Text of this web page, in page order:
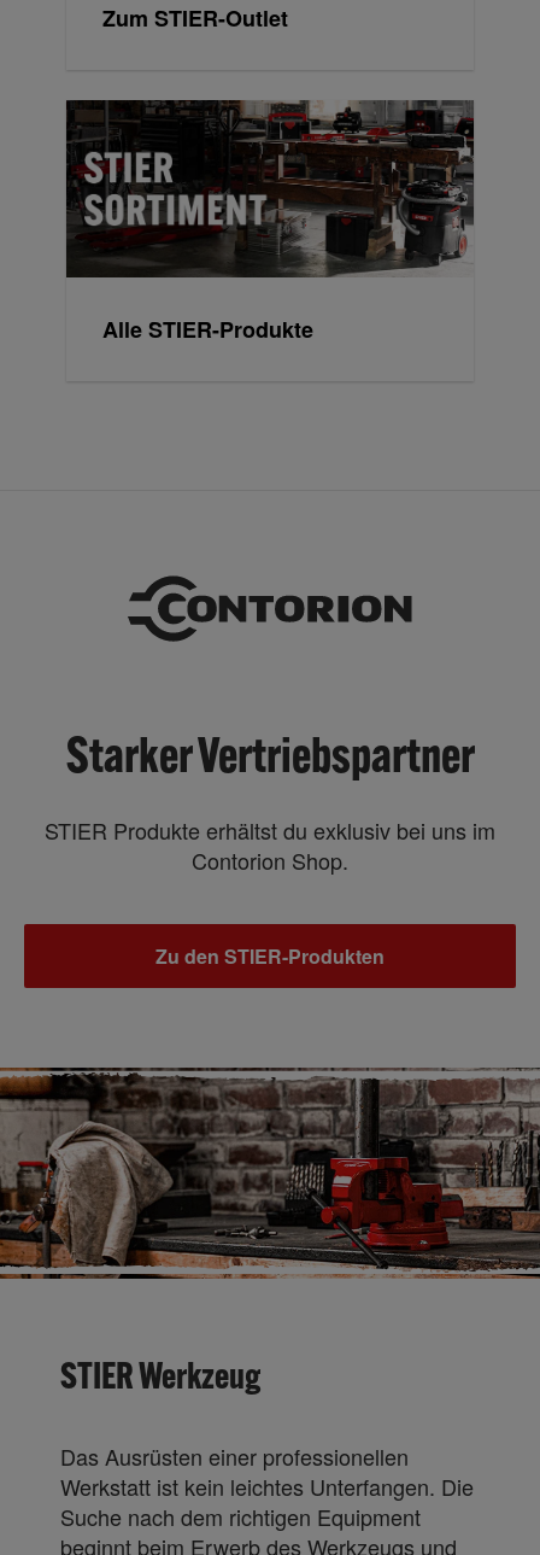
Zum STIER-Outlet
Alle STIER-Produkte
Starker Vertriebspartner
STIER Produkte erhältst du exklusiv bei uns im
Contorion Shop.
Zu den STIER-Produkten
STIER Werkzeug
Das Ausrüsten einer professionellen
Werkstatt ist kein leichtes Unterfangen. Die
Suche nach dem richtigen Equipment
beginnt beim Erwerb des Werkzeugs und